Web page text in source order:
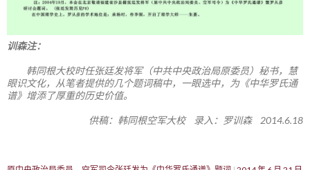
训森注：
韩同根大校时任张廷发将军（中共中央政治局原委员）秘书，慧
眼识文化，从笔者提供的几个题词稿中，一眼选中，为《中华罗氏通
谱》增添了厚重的历史价值。
供稿：韩同根空军大校 录入：罗训森 2014.6.18